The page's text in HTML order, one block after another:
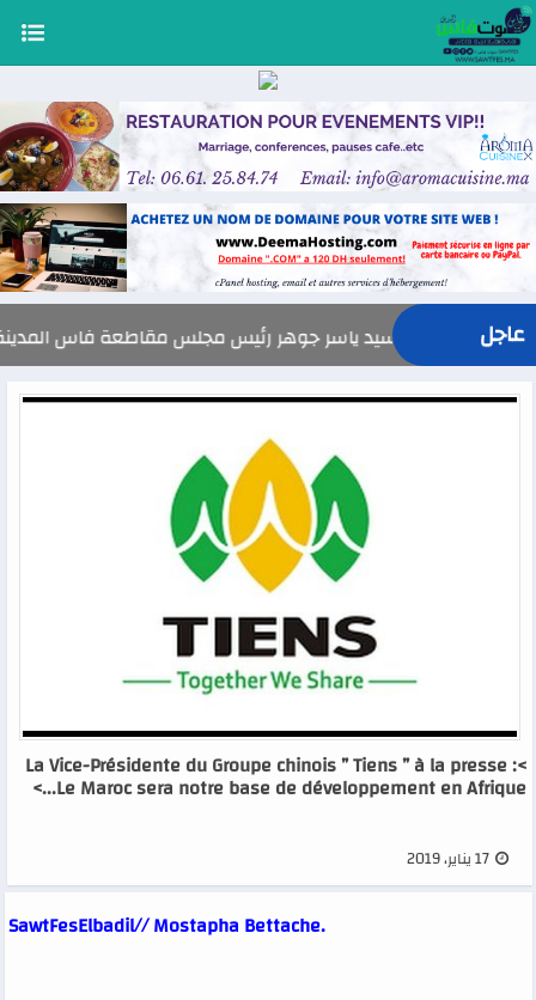
عاجل السيد ياسر جوهر رئيس مجلس مقاطعة فاس المدينة يهنئ صاحب
La Vice-Présidente du Groupe chinois ” Tiens ” à la presse :<
Le Maroc sera notre base de développement en Afrique...>
17 يناير، 2019
.SawtFesElbadil// Mostapha Bettache